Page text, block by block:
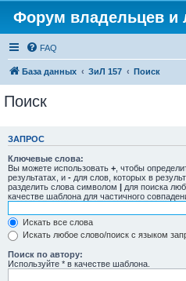
Форум владельцев и
FAQ
База данных ЗиЛ 157 Поиск
Поиск
ЗАПРОС
Ключевые слова:
Вы можете использовать + , чтобы
результатах, и - для слов, которых в
разделить слова символом | для поиска
качестве шаблона для частичного
Искать все слова
Искать любое слово/поиск с языком
Поиск по автору:
Используйте * в качестве шаблона.